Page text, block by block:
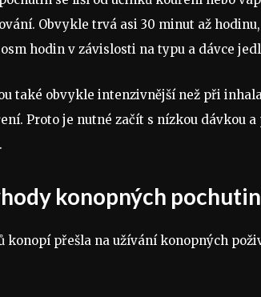
Obvykle trvá asi 30 minut až
hodin v závislosti na typu a dávce
také obvykle intenzivnější než při
Proto je nutné začít s nízkou dávkou
konopných
konopí přešla na užívání konopných